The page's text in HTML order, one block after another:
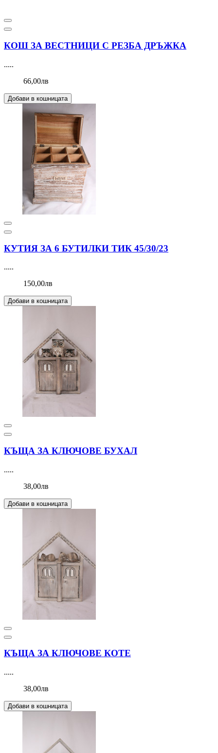
КОШ ЗА ВЕСТНИЦИ С РЕЗБА ДРЪЖКА
.....
66,00лв
Добави в кошницата
КУТИЯ ЗА 6 БУТИЛКИ ТИК 45/30/23
.....
150,00лв
Добави в кошницата
КЪЩА ЗА КЛЮЧОВЕ БУХАЛ
.....
38,00лв
Добави в кошницата
КЪЩА ЗА КЛЮЧОВЕ КОТЕ
.....
38,00лв
Добави в кошницата